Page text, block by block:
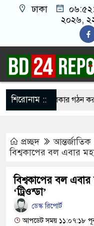
ঢাকা
২০২৬, ২২
শিরোনাম ::
মধ্যে সরকার গঠন করতে
ওদের?”, ফোনে শিক্ষার্থীদের
চাইলেও ফিফা সভাপতি
মাতরম’ গাইলে ‘আকাশ
প্রচ্ছদ
আন্তর্জাতিক
বিশ্বকাপের বল এবার
বিশ্বকাপের বল এবার
‘ট্রিওন্ডা’
ডেস্ক রিপোর্ট
আপডেট সময় ১১:০৭:১৮